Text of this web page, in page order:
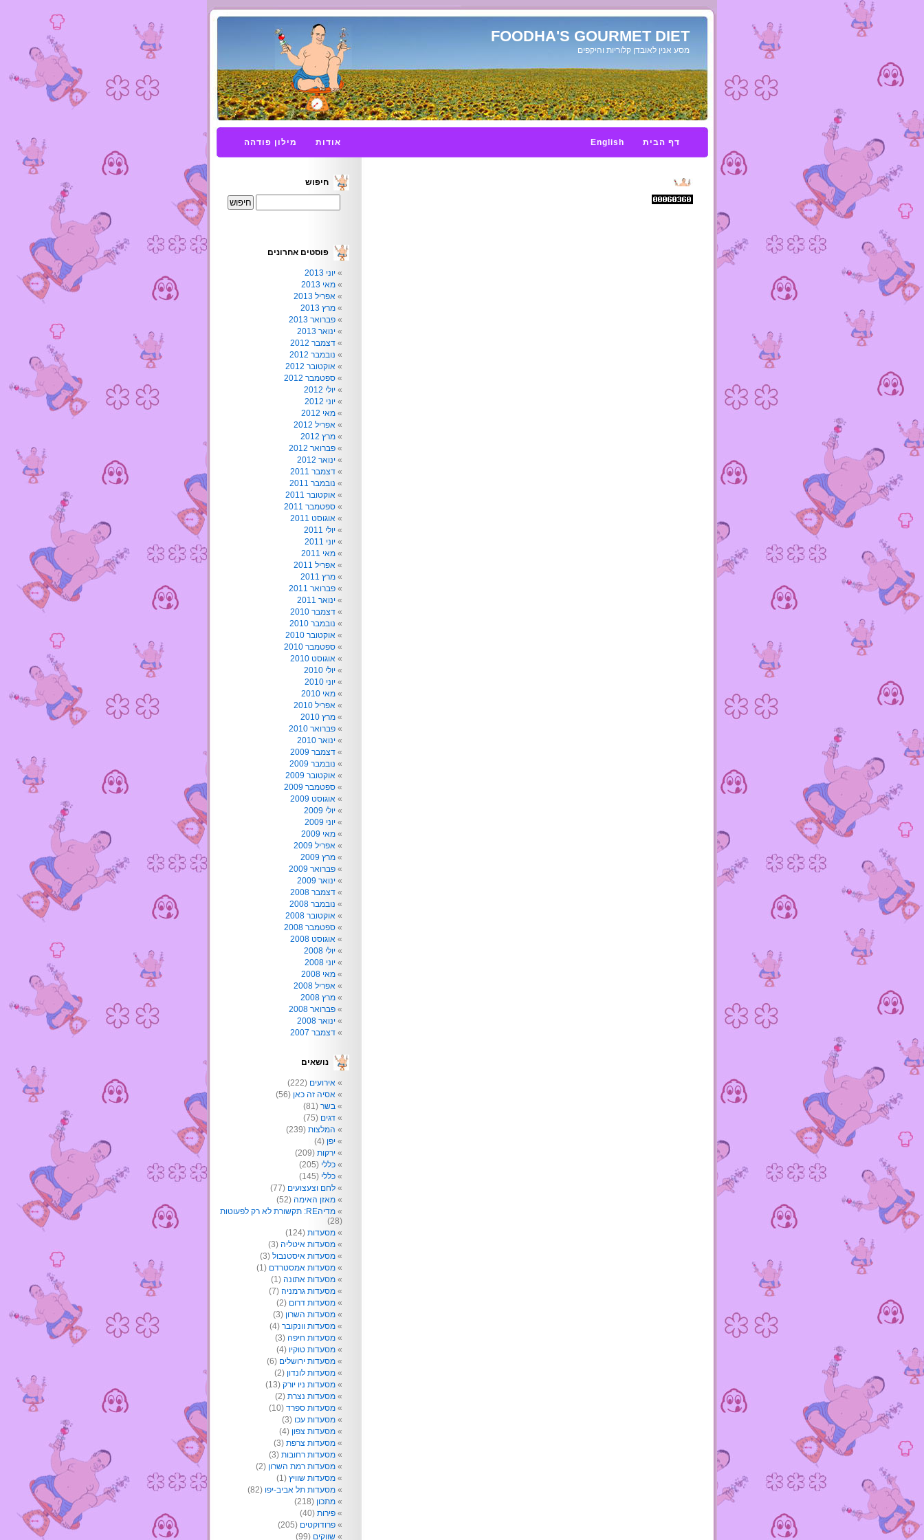
FOODHA'S GOURMET DIET
מסע אנין לאובדן קלוריות והיקפים
דף הבית English אודות מילון פודהה
חיפוש
פוסטים אחרונים
יוני 2013
מאי 2013
אפריל 2013
מרץ 2013
פברואר 2013
ינואר 2013
דצמבר 2012
נובמבר 2012
אוקטובר 2012
ספטמבר 2012
יולי 2012
יוני 2012
מאי 2012
אפריל 2012
מרץ 2012
פברואר 2012
ינואר 2012
דצמבר 2011
נובמבר 2011
אוקטובר 2011
ספטמבר 2011
אוגוסט 2011
יולי 2011
יוני 2011
מאי 2011
אפריל 2011
מרץ 2011
פברואר 2011
ינואר 2011
דצמבר 2010
נובמבר 2010
אוקטובר 2010
ספטמבר 2010
אוגוסט 2010
יולי 2010
יוני 2010
מאי 2010
אפריל 2010
מרץ 2010
פברואר 2010
ינואר 2010
דצמבר 2009
נובמבר 2009
אוקטובר 2009
ספטמבר 2009
אוגוסט 2009
יולי 2009
יוני 2009
מאי 2009
אפריל 2009
מרץ 2009
פברואר 2009
ינואר 2009
דצמבר 2008
נובמבר 2008
אוקטובר 2008
ספטמבר 2008
אוגוסט 2008
יולי 2008
יוני 2008
מאי 2008
אפריל 2008
מרץ 2008
פברואר 2008
ינואר 2008
דצמבר 2007
נושאים
אירועים (222)
אסיה זה כאן (56)
בשר (81)
דגים (75)
המלצות (239)
יפן (4)
ירקות (209)
כללי (205)
כללי (145)
לחם וצעצועים (77)
מאזן האימה (52)
מדיהRE: תקשורת לא רק לפעוטות
(28)
מסעדות (124)
מסעדות איטליה (3)
מסעדות איסטנבול (3)
מסעדות אמסטרדם (1)
מסעדות אתונה (1)
מסעדות גרמניה (7)
מסעדות דרום (2)
מסעדות השרון (3)
מסעדות וונקובר (4)
מסעדות חיפה (3)
מסעדות טוקיו (4)
מסעדות ירושלים (6)
מסעדות לונדון (2)
מסעדות ניו יורק (13)
מסעדות נצרת (2)
מסעדות ספרד (10)
מסעדות עכו (3)
מסעדות צפון (4)
מסעדות צרפת (3)
מסעדות רחובות (3)
מסעדות רמת השרון (2)
מסעדות שוויץ (1)
מסעדות תל אביב-יפו (82)
מתכון (218)
פירות (40)
פרודוקטים (205)
שווקים (99)